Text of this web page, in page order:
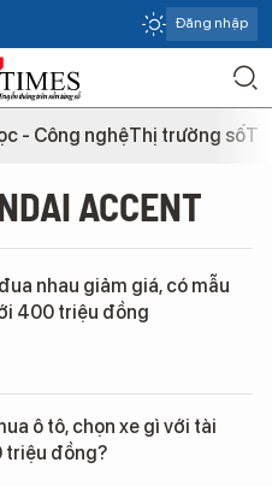
Đăng nhập
- Công nghệThị trường số
ACCENT
nhau giảm giá, có mẫu
400 triệu đồng
ô tô, chọn xe gì với tài
triệu đồng?